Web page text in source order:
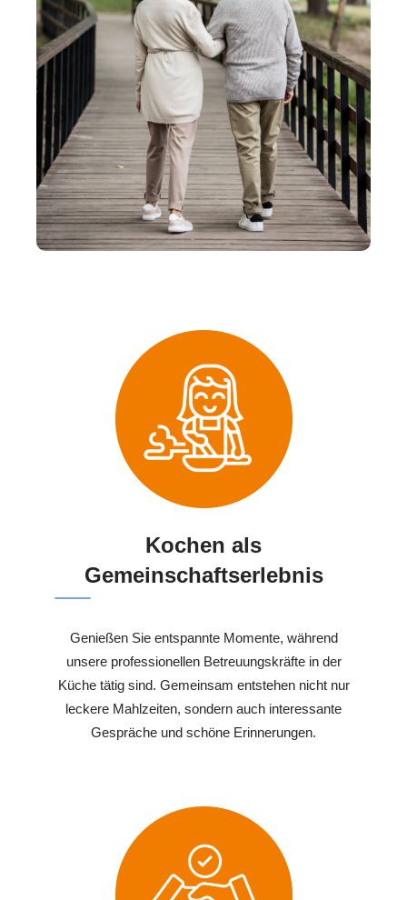
Kochen als
Gemeinschaftserlebnis
Genießen Sie entspannte Momente, während
unsere professionellen Betreuungskräfte in der
Küche tätig sind. Gemeinsam entstehen nicht nur
leckere Mahlzeiten, sondern auch interessante
Gespräche und schöne Erinnerungen.